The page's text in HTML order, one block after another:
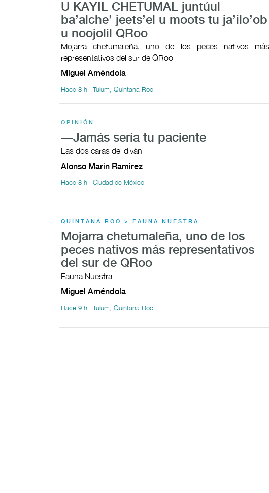
U KAYIL CHETUMAL juntúul
ba’alche’ jeets’el u moots tu ja’ilo’ob
u noojolil QRoo
Mojarra chetumaleña, uno de los peces nativos más
representativos del sur de QRoo
Miguel Améndola
Hace 8 h | Tulum, Quintana Roo
OPINIÓN
—Jamás sería tu paciente
Las dos caras del diván
Alonso Marín Ramírez
Hace 8 h | Ciudad de México
QUINTANA ROO > FAUNA NUESTRA
Mojarra chetumaleña, uno de los
peces nativos más representativos
del sur de QRoo
Fauna Nuestra
Miguel Améndola
Hace 9 h | Tulum, Quintana Roo